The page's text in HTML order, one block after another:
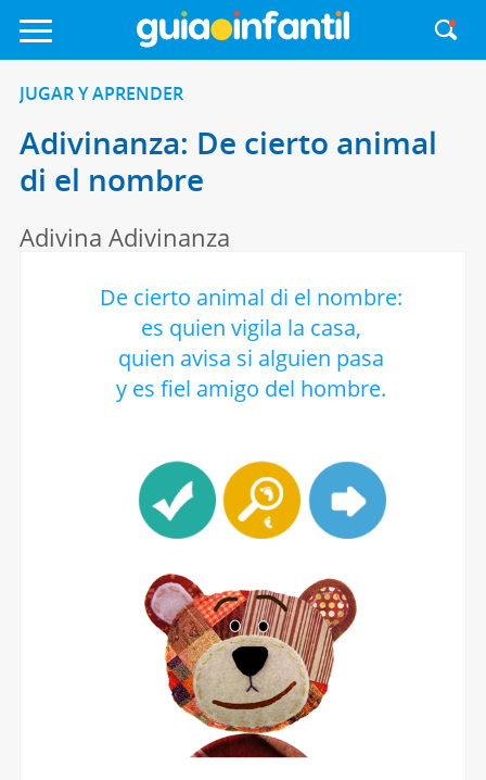
JUGAR Y APRENDER
Adivinanza: De cierto animal
di el nombre
Adivina Adivinanza
De cierto animal di el nombre:
es quien vigila la casa,
quien avisa si alguien pasa
y es fiel amigo del hombre.